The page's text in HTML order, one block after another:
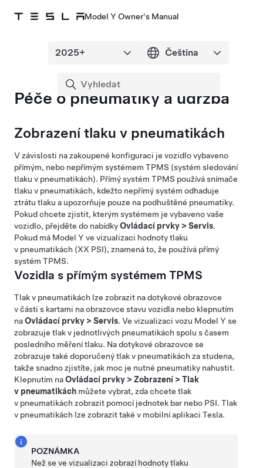
Model Y Owner's Manual
Péče o pneumatiky a údržba
Zobrazení tlaku v pneumatikách
V závislosti na zakoupené konfiguraci je vozidlo vybaveno
přímým, nebo nepřímým systémem TPMS (systém sledování
tlaku v pneumatikách). Přímý systém TPMS používá snímače
tlaku v pneumatikách, kdežto nepřímý systém odhaduje
ztrátu tlaku a upozorňuje pouze na podhuštěné pneumatiky.
Pokud chcete zjistit, kterým systémem je vybaveno vaše
vozidlo, přejděte do nabídkyOvládací prvky > Servis.
Pokud má Model Y ve vizualizaci hodnoty tlaku
v pneumatikách (XX PSI), znamená to, že používá přímý
systém TPMS.
Vozidla s přímým systémem TPMS
Tlak v pneumatikách lze zobrazit na dotykové obrazovce
v části s kartami na obrazovce stavu vozidla nebo klepnutím
naOvládací prvky > Servis. Ve vizualizaci vozu Model Y se
zobrazuje tlak v jednotlivých pneumatikách spolu s časem
posledního měření tlaku. Na dotykové obrazovce se
zobrazuje také doporučený tlak v pneumatikách za studena,
takže snadno zjistíte, jak moc je nutné pneumatiky nahustit.
Klepnutím naOvládací prvky > Zobrazení > Tlak
v pneumatikách můžete vybrat, zda chcete tlak
v pneumatikách zobrazit pomocí jednotek bar nebo PSI. Tlak
v pneumatikách lze zobrazit také v mobilní aplikaci Tesla.
POZNÁMKA
Než se ve vizualizaci zobrazí hodnoty tlaku